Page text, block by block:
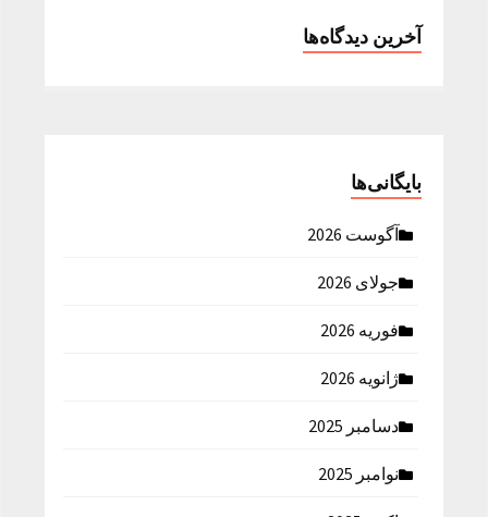
آخرین دیدگاه‌ها
بایگانی‌ها
آگوست 2026
جولای 2026
فوریه 2026
ژانویه 2026
دسامبر 2025
نوامبر 2025